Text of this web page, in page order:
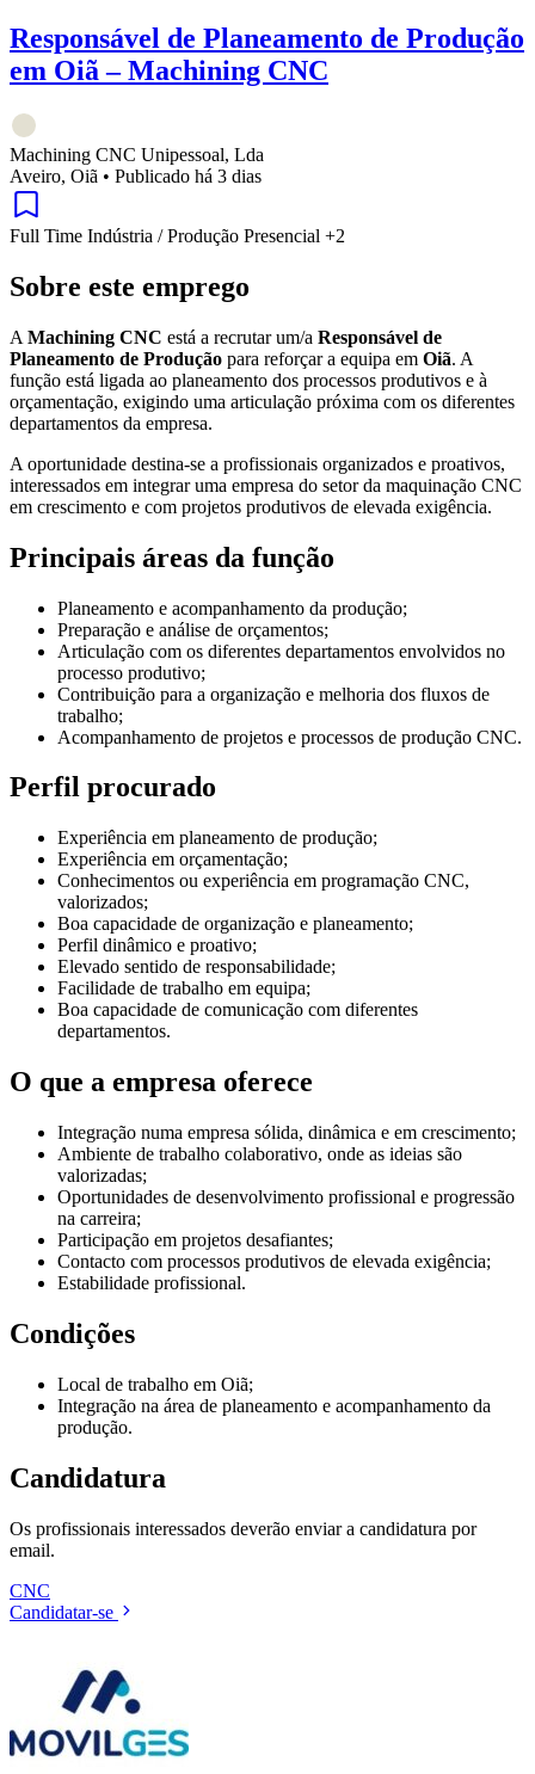
Responsável de Planeamento de Produção
em Oiã – Machining CNC
Machining CNC Unipessoal, Lda
Aveiro, Oiã • Publicado há 3 dias
Full Time Indústria / Produção Presencial +2
Sobre este emprego
A Machining CNC está a recrutar um/a Responsável de
Planeamento de Produção para reforçar a equipa em Oiã. A
função está ligada ao planeamento dos processos produtivos e à
orçamentação, exigindo uma articulação próxima com os diferentes
departamentos da empresa.
A oportunidade destina-se a profissionais organizados e proativos,
interessados em integrar uma empresa do setor da maquinação CNC
em crescimento e com projetos produtivos de elevada exigência.
Principais áreas da função
Planeamento e acompanhamento da produção;
Preparação e análise de orçamentos;
Articulação com os diferentes departamentos envolvidos no
processo produtivo;
Contribuição para a organização e melhoria dos fluxos de
trabalho;
Acompanhamento de projetos e processos de produção CNC.
Perfil procurado
Experiência em planeamento de produção;
Experiência em orçamentação;
Conhecimentos ou experiência em programação CNC,
valorizados;
Boa capacidade de organização e planeamento;
Perfil dinâmico e proativo;
Elevado sentido de responsabilidade;
Facilidade de trabalho em equipa;
Boa capacidade de comunicação com diferentes
departamentos.
O que a empresa oferece
Integração numa empresa sólida, dinâmica e em crescimento;
Ambiente de trabalho colaborativo, onde as ideias são
valorizadas;
Oportunidades de desenvolvimento profissional e progressão
na carreira;
Participação em projetos desafiantes;
Contacto com processos produtivos de elevada exigência;
Estabilidade profissional.
Condições
Local de trabalho em Oiã;
Integração na área de planeamento e acompanhamento da
produção.
Candidatura
Os profissionais interessados deverão enviar a candidatura por
email.
CNC
Candidatar-se